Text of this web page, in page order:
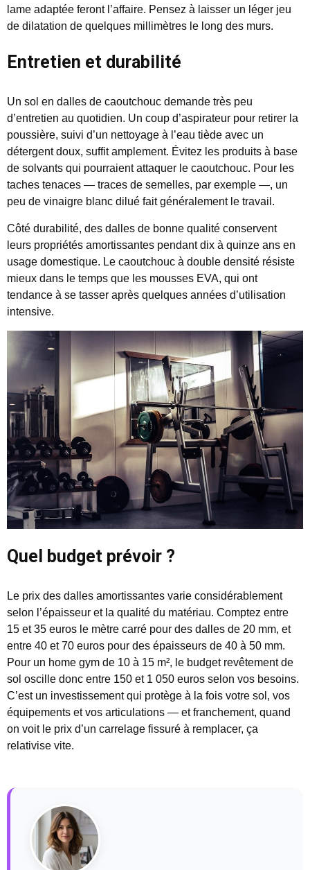
lame adaptée feront l’affaire. Pensez à laisser un léger jeu
de dilatation de quelques millimètres le long des murs.
Entretien et durabilité
Un sol en dalles de caoutchouc demande très peu
d’entretien au quotidien. Un coup d’aspirateur pour retirer la
poussière, suivi d’un nettoyage à l’eau tiède avec un
détergent doux, suffit amplement. Évitez les produits à base
de solvants qui pourraient attaquer le caoutchouc. Pour les
taches tenaces — traces de semelles, par exemple —, un
peu de vinaigre blanc dilué fait généralement le travail.
Côté durabilité, des dalles de bonne qualité conservent
leurs propriétés amortissantes pendant dix à quinze ans en
usage domestique. Le caoutchouc à double densité résiste
mieux dans le temps que les mousses EVA, qui ont
tendance à se tasser après quelques années d’utilisation
intensive.
Quel budget prévoir ?
Le prix des dalles amortissantes varie considérablement
selon l’épaisseur et la qualité du matériau. Comptez entre
15 et 35 euros le mètre carré pour des dalles de 20 mm, et
entre 40 et 70 euros pour des épaisseurs de 40 à 50 mm.
Pour un home gym de 10 à 15 m², le budget revêtement de
sol oscille donc entre 150 et 1 050 euros selon vos besoins.
C’est un investissement qui protège à la fois votre sol, vos
équipements et vos articulations — et franchement, quand
on voit le prix d’un carrelage fissuré à remplacer, ça
relativise vite.